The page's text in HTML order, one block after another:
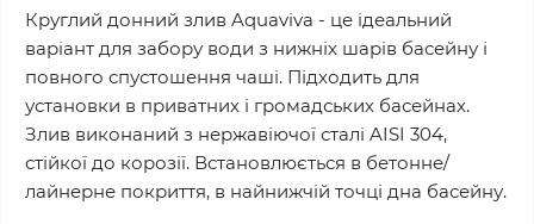
Круглий донний злив Aquaviva - це ідеальний
варіант для забору води з нижніх шарів басейну і
повного спустошення чаші. Підходить для
установки в приватних і громадських басейнах.
Злив виконаний з нержавіючої сталі AISI 304,
стійкої до корозії. Встановлюється в бетонне/
лайнерне покриття, в найнижчій точці дна басейну.